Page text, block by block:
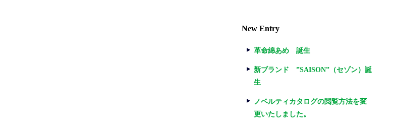
New Entry
革命綿あめ 誕生
新ブランド ”SAISON”（セゾン）誕
生
ノベルティカタログの閲覧方法を変
更いたしました。